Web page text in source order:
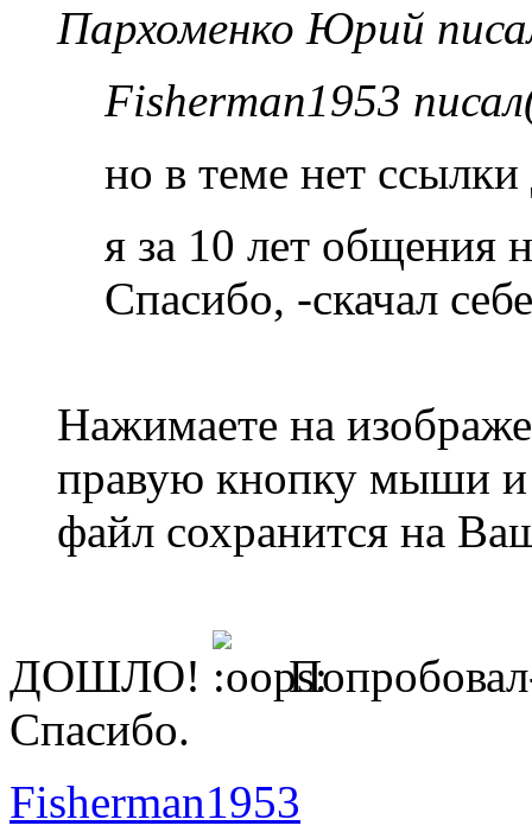
Пархоменко Юрий
Fisherman1953
но в теме нет
я за 10 лет общения
Спасибо, -скачал
Нажимаете на
правую кнопку мыши и
файл сохранится на
ДОШЛО!
Спасибо.
Fisherman1953